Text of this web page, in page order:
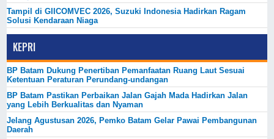
Tampil di GIICOMVEC 2026, Suzuki Indonesia Hadirkan Ragam
Solusi Kendaraan Niaga
KEPRI
BP Batam Dukung Penertiban Pemanfaatan Ruang Laut Sesuai
Ketentuan Peraturan Perundang-undangan
BP Batam Pastikan Perbaikan Jalan Gajah Mada Hadirkan Jalan
yang Lebih Berkualitas dan Nyaman
Jelang Agustusan 2026, Pemko Batam Gelar Pawai Pembangunan
Daerah